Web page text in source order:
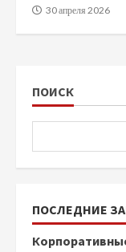
30 апреля 2026
ПОИСК
ПОСЛЕДНИЕ